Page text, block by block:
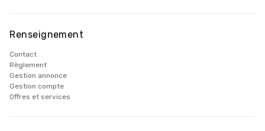
Renseignement
Contact
Règlement
Gestion annonce
Gestion compte
Offres et services